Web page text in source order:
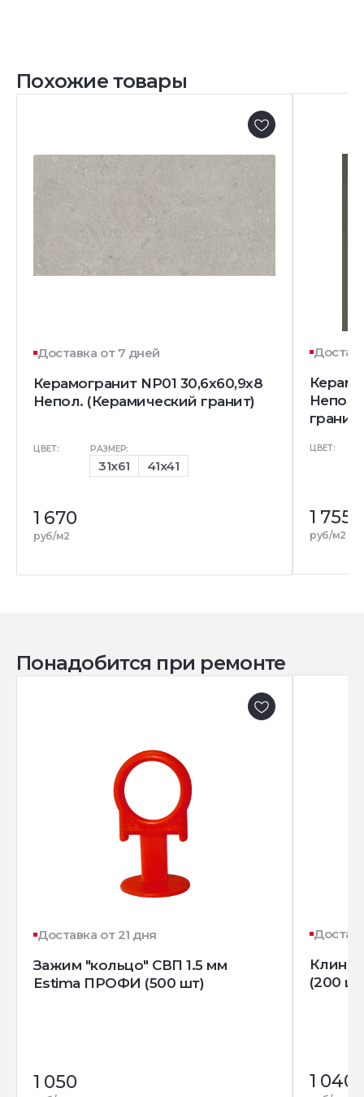
Похожие товары
Доставка от 7 дней
Керамогранит NP01 30,6x60,9x8
Непол. (Керамический гранит)
ЦВЕТ: РАЗМЕР:
31x61 41x41
1 670
руб/м2
гранит)
ЦВЕТ:
1 755
руб/м2
Понадобится при ремонте
Доставка от 21 дня
Зажим "кольцо" СВП 1.5 мм
Estima ПРОФИ (500 шт)
1 050
Клин
(200
1 040